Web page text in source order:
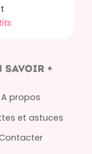
savoir +
A propos
et astuces